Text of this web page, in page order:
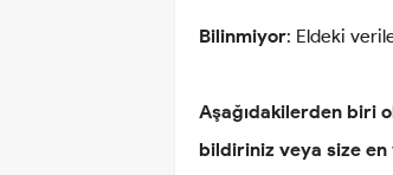
Bilinmiyor: Eldeki
Aşağıdakilerden biri
bildiriniz veya size en